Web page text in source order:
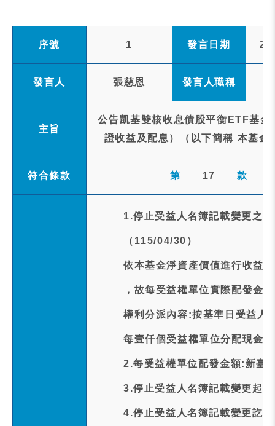
序號 1 發言日期
發言人 張慈恩 發言人職稱
主旨
公告凱基雙核收息債股平衡ETF基
證收益及配息）（以下簡稱 本基
符合條款 第 17 款
1.停止受益人名簿記載變更之
（115/04/30）
依本基金淨資產價值進行收益
，故每受益權單位實際配發金
權利分派內容:按基準日受益人
每壹仟個受益權單位分配現金
2.每受益權單位配發金額:新臺
3.停止受益人名簿記載變更起
4.停止受益人名簿記載變更訖